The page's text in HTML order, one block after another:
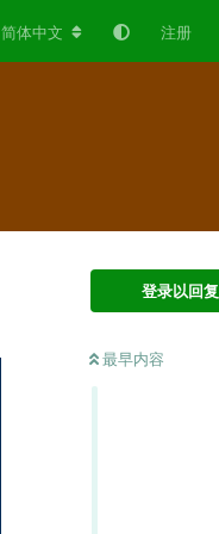
简体中文 注册
登录以回复
最早内容